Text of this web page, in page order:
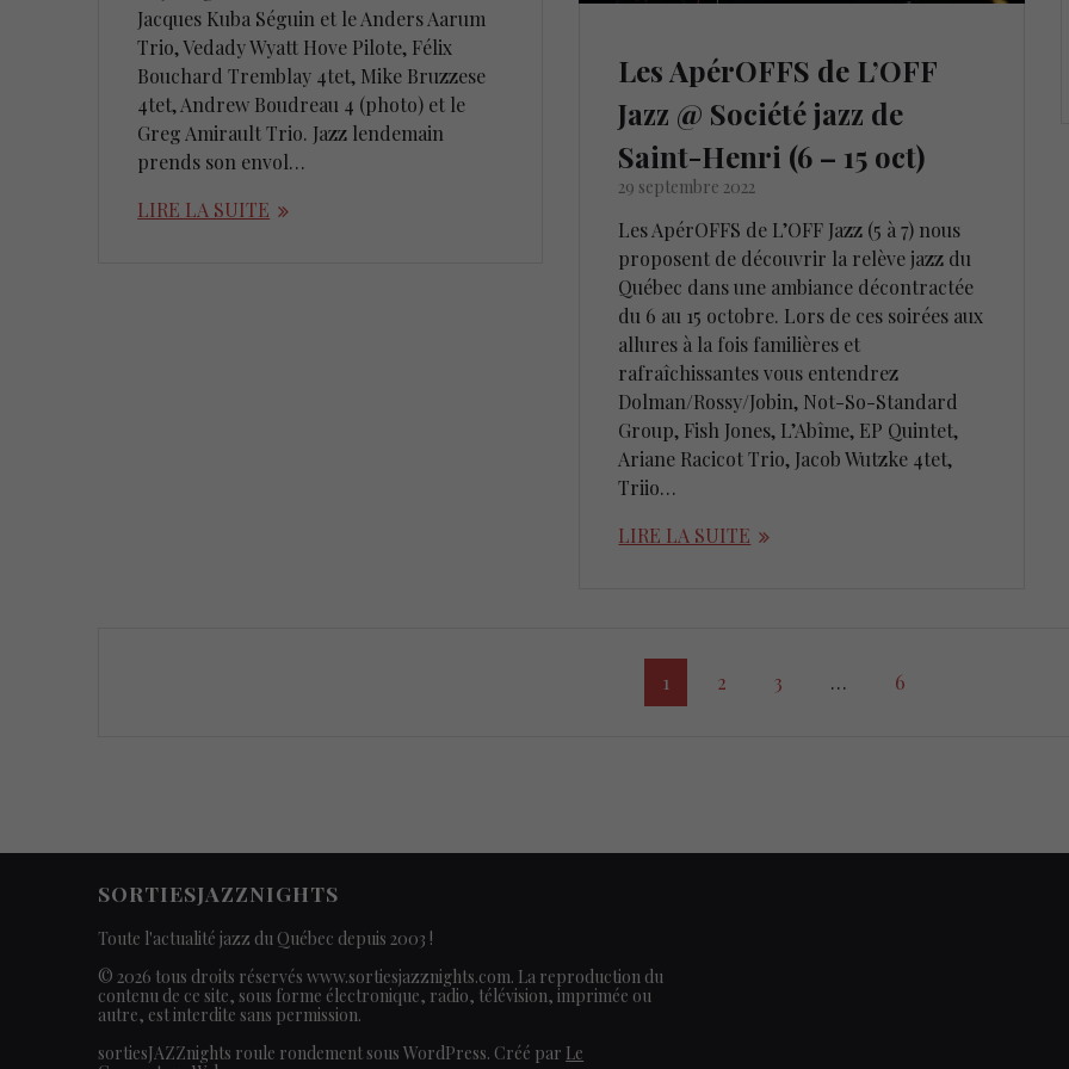
Jacques Kuba Séguin et le Anders Aarum
Trio, Vedady Wyatt Hove Pilote, Félix
Bouchard Tremblay 4tet, Mike Bruzzese
4tet, Andrew Boudreau 4 (photo) et le
Greg Amirault Trio. Jazz lendemain
prends son envol…
LIRE LA SUITE
Les ApérOFFS de L’OFF
Jazz @ Société jazz de
Saint-Henri (6 – 15 oct)
29 septembre 2022
Les ApérOFFS de L’OFF Jazz (5 à 7) nous
proposent de découvrir la relève jazz du
Québec dans une ambiance décontractée
du 6 au 15 octobre. Lors de ces soirées aux
allures à la fois familières et
rafraîchissantes vous entendrez
Dolman/Rossy/Jobin, Not-So-Standard
Group, Fish Jones, L’Abîme, EP Quintet,
Ariane Racicot Trio, Jacob Wutzke 4tet,
Triio…
LIRE LA SUITE
Page
1 Page
2 Page
3 … Page
6
SORTIESJAZZNIGHTS
Toute l'actualité jazz du Québec depuis 2003 !
© 2026 tous droits réservés www.sortiesjazznights.com. La reproduction du
contenu de ce site, sous forme électronique, radio, télévision, imprimée ou
autre, est interdite sans permission.
sortiesJAZZnights roule rondement sous WordPress. Créé par Le